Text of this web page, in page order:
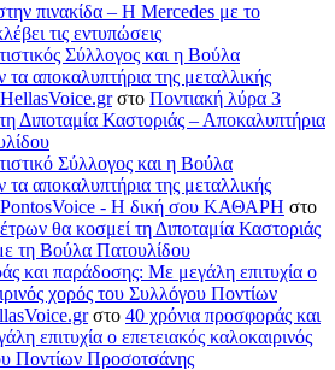
πινακίδα – Η Mercedes με το
τις εντυπώσεις
Σύλλογος και η Βούλα
αποκαλυπτήρια της μεταλλικής
στο Ποντιακή λύρα 3
Διποταμία Καστοριάς – Αποκαλυπτήρια
Σύλλογος και η Βούλα
αποκαλυπτήρια της μεταλλικής
PontosVoice - H δική σου ΚΑΘΑΡΗ στο
θα κοσμεί τη Διποταμία Καστοριάς
τη Βούλα Πατουλίδου
και παράδοσης: Με μεγάλη επιτυχία ο
χορός του Συλλόγου Ποντίων
στο 40 χρόνια προσφοράς και
επιτυχία ο επετειακός καλοκαιρινός
Ποντίων Προσοτσάνης